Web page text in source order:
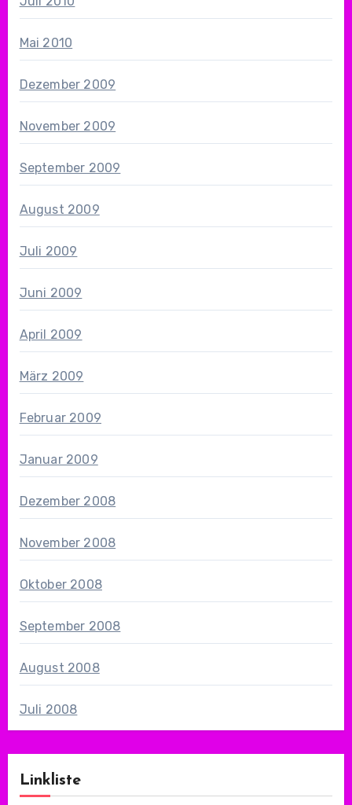
Mai 2010
Dezember 2009
November 2009
September 2009
August 2009
Juli 2009
Juni 2009
April 2009
März 2009
Februar 2009
Januar 2009
Dezember 2008
November 2008
Oktober 2008
September 2008
August 2008
Juli 2008
Linkliste